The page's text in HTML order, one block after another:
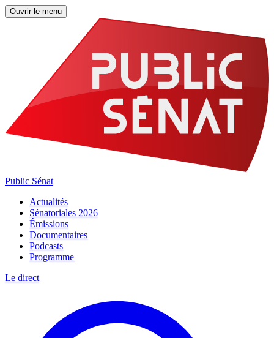
Ouvrir le menu
Public Sénat
Actualités
Sénatoriales 2026
Émissions
Documentaires
Podcasts
Programme
Le direct